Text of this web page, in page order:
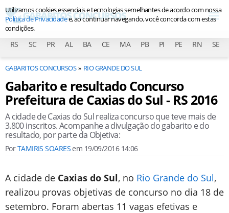
RS SC PR AL BA CE MA PB PI PE RN SE
GABARITOS CONCURSOS RIO GRANDE DO SUL
Gabarito e resultado Concurso
Prefeitura de Caxias do Sul - RS 2016
A cidade de Caxias do Sul realiza concurso que teve mais de
3.800 inscritos. Acompanhe a divulgação do gabarito e do
resultado, por parte da Objetiva:
PorTAMIRIS SOARESem 19/09/2016 14:06
A cidade de Caxias do Sul, no Rio Grande do Sul,
realizou provas objetivas de concurso no dia 18 de
setembro. Foram abertas 11 vagas efetivas e
Utilizamos cookies essenciais e tecnologias semelhantes de acordo com nossa
Política de Privacidadee, ao continuar navegando, você concorda com estas
condições.